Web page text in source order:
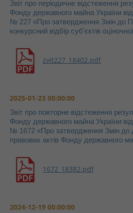
Звіт про періодичне відстеження
Фонду державного майна України
№ 227 «Про затвердження Змін до
конкурсний відбір суб’єктів
zvit227_18402.pdf
2025-01-23 00:00:00
Звіт про повторне відстеження
Фонду державного майна України
№ 1672 «Про затвердження Змін до
правових актів Фонду державного
1672_18382.pdf
2024-12-19 00:00:00